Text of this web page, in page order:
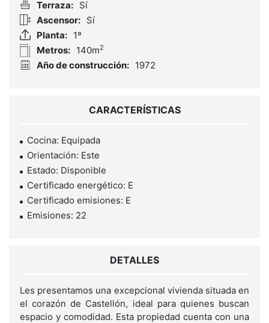
Terraza: Sí
Ascensor: Sí
Planta: 1º
Metros: 140m2
Año de construcción: 1972
CARACTERÍSTICAS
Cocina: Equipada
Orientación: Este
Estado: Disponible
Certificado energético: E
Certificado emisiones: E
Emisiones: 22
DETALLES
Les presentamos una excepcional vivienda situada en
el corazón de Castellón, ideal para quienes buscan
espacio y comodidad. Esta propiedad cuenta con una